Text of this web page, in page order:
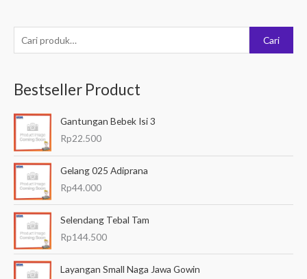
e
c
a
u
n
u
Cari
Bestseller Product
Gantungan Bebek Isi 3
Rp22.500
Gelang 025 Adiprana
Rp44.000
Selendang Tebal Tam
Rp144.500
Layangan Small Naga Jawa Gowin